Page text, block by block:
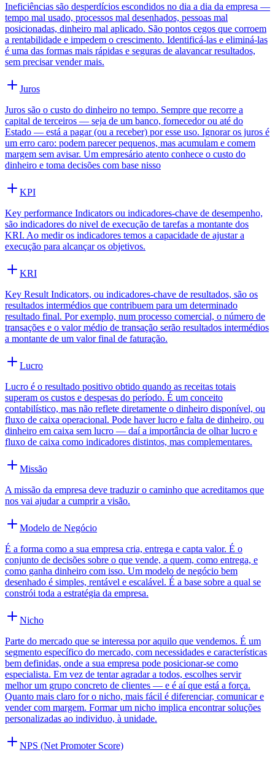
Ineficiências são desperdícios escondidos no dia a dia da empresa —
tempo mal usado, processos mal desenhados, pessoas mal
posicionadas, dinheiro mal aplicado. São pontos cegos que corroem
a rentabilidade e impedem o crescimento. Identificá-las e eliminá-las
é uma das formas mais rápidas e seguras de alavancar resultados,
sem precisar vender mais.
Juros
Juros são o custo do dinheiro no tempo. Sempre que recorre a
capital de terceiros — seja de um banco, fornecedor ou até do
Estado — está a pagar (ou a receber) por esse uso. Ignorar os juros é
um erro caro: podem parecer pequenos, mas acumulam e comem
margem sem avisar. Um empresário atento conhece o custo do
dinheiro e toma decisões com base nisso
KPI
Key performance Indicators ou indicadores-chave de desempenho,
são indicadores do nivel de execução de tarefas a montante dos
KRI. Ao medir os indicadores temos a capacidade de ajustar a
execução para alcançar os objetivos.
KRI
Key Result Indicators, ou indicadores-chave de resultados, são os
resultados intermédios que contribuem para um determinado
resultado final. Por exemplo, num processo comercial, o número de
transações e o valor médio de transação serão resultados intermédios
a montante de um valor final de faturação.
Lucro
Lucro é o resultado positivo obtido quando as receitas totais
superam os custos e despesas do período. É um conceito
contabilístico, mas não reflete diretamente o dinheiro disponível, ou
fluxo de caixa operacional. Pode haver lucro e falta de dinheiro, ou
dinheiro em caixa sem lucro — daí a importância de olhar lucro e
fluxo de caixa como indicadores distintos, mas complementares.
Missão
A missão da empresa deve traduzir o caminho que acreditamos que
nos vai ajudar a cumprir a visão.
Modelo de Negócio
É a forma como a sua empresa cria, entrega e capta valor. É o
conjunto de decisões sobre o que vende, a quem, como entrega, e
como ganha dinheiro com isso. Um modelo de negócio bem
desenhado é simples, rentável e escalável. É a base sobre a qual se
constrói toda a estratégia da empresa.
Nicho
Parte do mercado que se interessa por aquilo que vendemos. É um
segmento específico do mercado, com necessidades e características
bem definidas, onde a sua empresa pode posicionar-se como
especialista. Em vez de tentar agradar a todos, escolhes servir
melhor um grupo concreto de clientes — e é aí que está a força.
Quanto mais claro for o nicho, mais fácil é diferenciar, comunicar e
vender com margem. Formar um nicho implica encontrar soluções
personalizadas ao individuo, à unidade.
NPS (Net Promoter Score)